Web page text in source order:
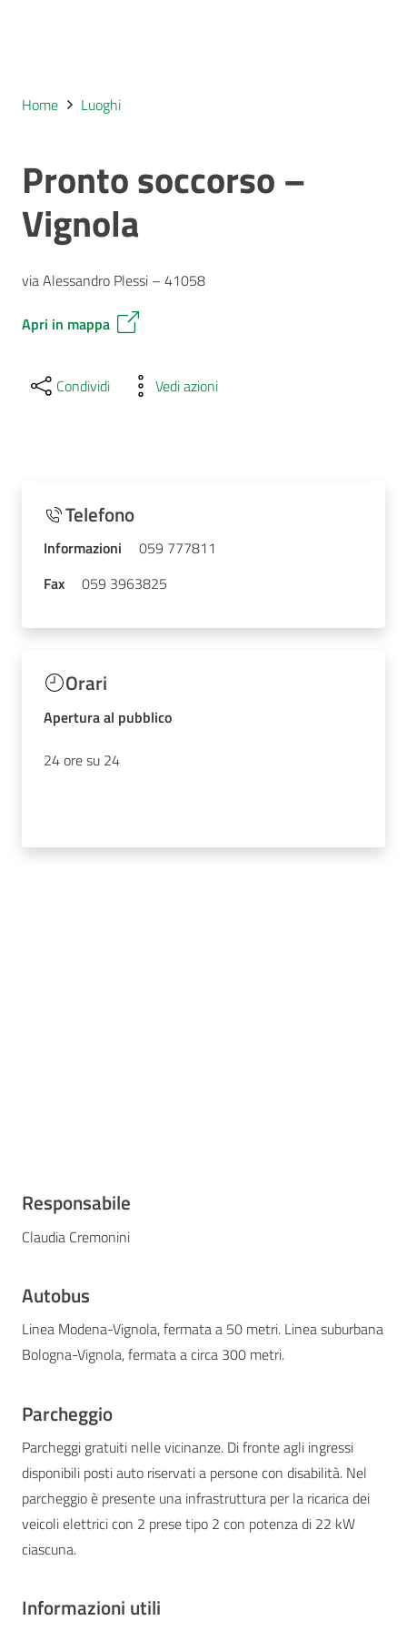
Home Luoghi
Pronto soccorso –
Vignola
via Alessandro Plessi – 41058
Apri in mappa
Condividi Vedi azioni
Telefono
Informazioni
059 777811
Fax
059 3963825
Orari
Apertura al pubblico
24 ore su 24
Responsabile
Claudia Cremonini
Autobus
Linea Modena-Vignola, fermata a 50 metri. Linea suburbana
Bologna-Vignola, fermata a circa 300 metri.
Parcheggio
Parcheggi gratuiti nelle vicinanze. Di fronte agli ingressi
disponibili posti auto riservati a persone con disabilità. Nel
parcheggio è presente una infrastruttura per la ricarica dei
veicoli elettrici con 2 prese tipo 2 con potenza di 22 kW
ciascuna.
Informazioni utili